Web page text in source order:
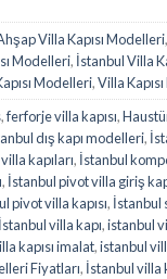
Villa Kapısı Modelleri,
Modelleri, İstanbul Villa
Modelleri,Villa
,ferforje villa kapısı,
dış kapı modelleri,
kapıları, İstanbul
, İstanbul pivot villa giriş
pivot villa kapısı, İstanbul
İstanbul villa kapı,istanbul
kapısı imalat,istanbul
Fiyatları, İstanbul villa